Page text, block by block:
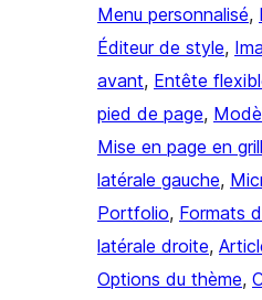
Menu personnalisé,
Éditeur de style,
avant, Entête
pied de page,
Mise en page en
latérale gauche,
Portfolio, Formats
latérale droite,
Options du thème,